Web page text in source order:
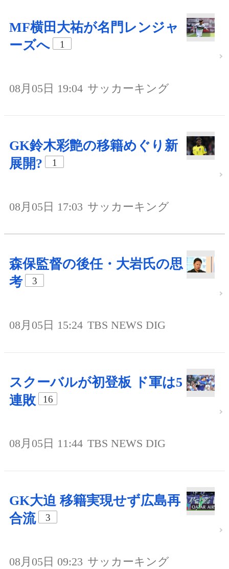
MF横田大祐が名門レンジャ
ーズへ
1
08月05日 19:04 サッカーキング
GK鈴木彩艶の移籍めぐり新
展開?
1
08月05日 17:03 サッカーキング
森保監督の後任・大岩氏の思
考
3
08月05日 15:24 TBS NEWS DIG
スクーバルが初登板 ド軍は5
連敗
16
08月05日 11:44 TBS NEWS DIG
GK大迫 移籍実現せず広島再
合流
3
08月05日 09:23 サッカーキング